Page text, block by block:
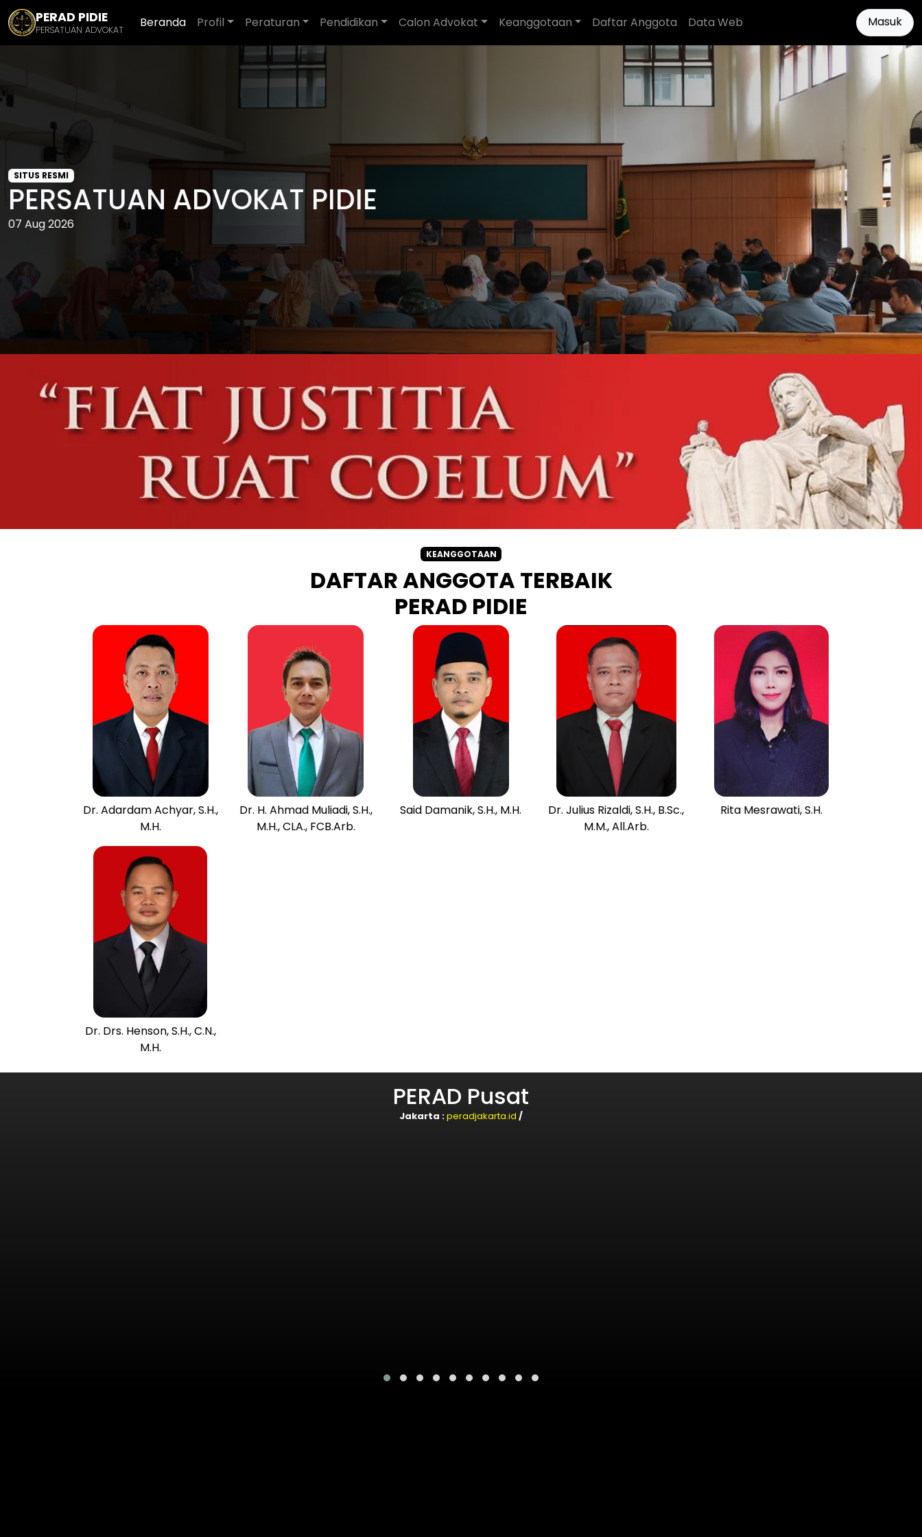
PERAD PIDIE
PERSATUAN ADVOKAT Beranda Profil Peraturan Pendidikan Calon Advokat Keanggotaan Daftar Anggota Data Web Masuk
SITUS RESMI
PERSATUAN ADVOKAT PIDIE
07 Aug 2026
KEANGGOTAAN
DAFTAR ANGGOTA TERBAIK
PERAD PIDIE
Dr. Adardam Achyar, S.H.,
M.H.
Dr. H. Ahmad Muliadi, S.H.,
M.H., CLA., FCB.Arb.
Said Damanik, S.H., M.H.
Dr. Julius Rizaldi, S.H., B.Sc.,
M.M., All.Arb.
Rita Mesrawati, S.H.
Dr. Drs. Henson, S.H., C.N.,
M.H.
PERAD Pusat
Jakarta :peradjakarta.id /